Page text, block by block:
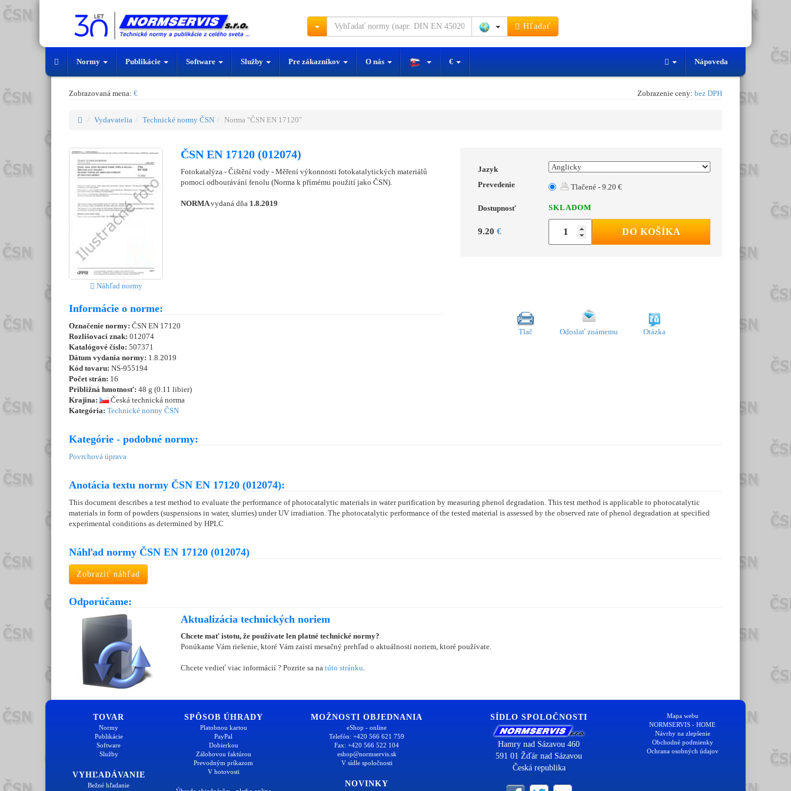
Hľadať
Normy Publikácie Software Služby Pre zákazníkov O nás € Nápoveda
Zobrazovaná mena: € Zobrazenie ceny: bez DPH
Vydavatelia Technické normy ČSN Norma "ČSN EN 17120"
Náhľad normy
ČSN EN 17120 (012074)
Fotokatalýza - Čištění vody - Měření výkonnosti fotokatalytických materiálů
pomocí odbourávání fenolu (Norma k přímému použití jako ČSN).
NORMAvydaná dňa 1.8.2019
Jazyk
Prevedenie
Tlačené - 9.20 €
Dostupnosť SKLADOM
9.20 € DO KOŠÍKA
Informácie o norme:
Označenie normy: ČSN EN 17120
Rozlišovací znak: 012074
Katalógové číslo: 507371
Dátum vydania normy: 1.8.2019
Kód tovaru: NS-955194
Počet strán: 16
Približná hmotnosť: 48 g (0.11 libier)
Krajina:
Česká technická norma
Kategória: Technické normy ČSN
Tlač Odoslať známemu Otázka
Kategórie - podobné normy:
Povrchová úprava
Anotácia textu normy ČSN EN 17120 (012074):
This document describes a test method to evaluate the performance of photocatalytic materials in water purification by measuring phenol degradation. This test method is applicable to photocatalytic
materials in form of powders (suspensions in water, slurries) under UV irradiation. The photocatalytic performance of the tested material is assessed by the observed rate of phenol degradation at specified
experimental conditions as determined by HPLC
Náhľad normy ČSN EN 17120 (012074)
Zobraziť náhľad
Odporúčame:
Aktualizácia technických noriem
Chcete mať istotu, že používate len platné technické normy?
Ponúkame Vám riešenie, ktoré Vám zaistí mesačný prehľad o aktuálnosti noriem, ktoré používate.
Chcete vedieť viac informácií ? Pozrite sa na túto stránku.
TOVAR
Normy
Publikácie
Software
Služby
VYHĽADÁVANIE
Bežné hľadanie
SPÔSOB ÚHRADY
Platobnou kartou
PayPal
Dobierkou
Zálohovou faktúrou
Prevodným príkazom
V hotovosti
MOŽNOSTI OBJEDNANIA
eShop - online
Telefón: +420 566 621 759
Fax: +420 566 522 104
eshop@normservis.sk
V sídle spoločnosti
NOVINKY
SÍDLO SPOLOČNOSTI
Hamry nad Sázavou 460
591 01 Žďár nad Sázavou
Česká republika
Mapa webu
NORMSERVIS - HOME
Návrhy na zlepšenie
Obchodné podmienky
Ochrana osobných údajov